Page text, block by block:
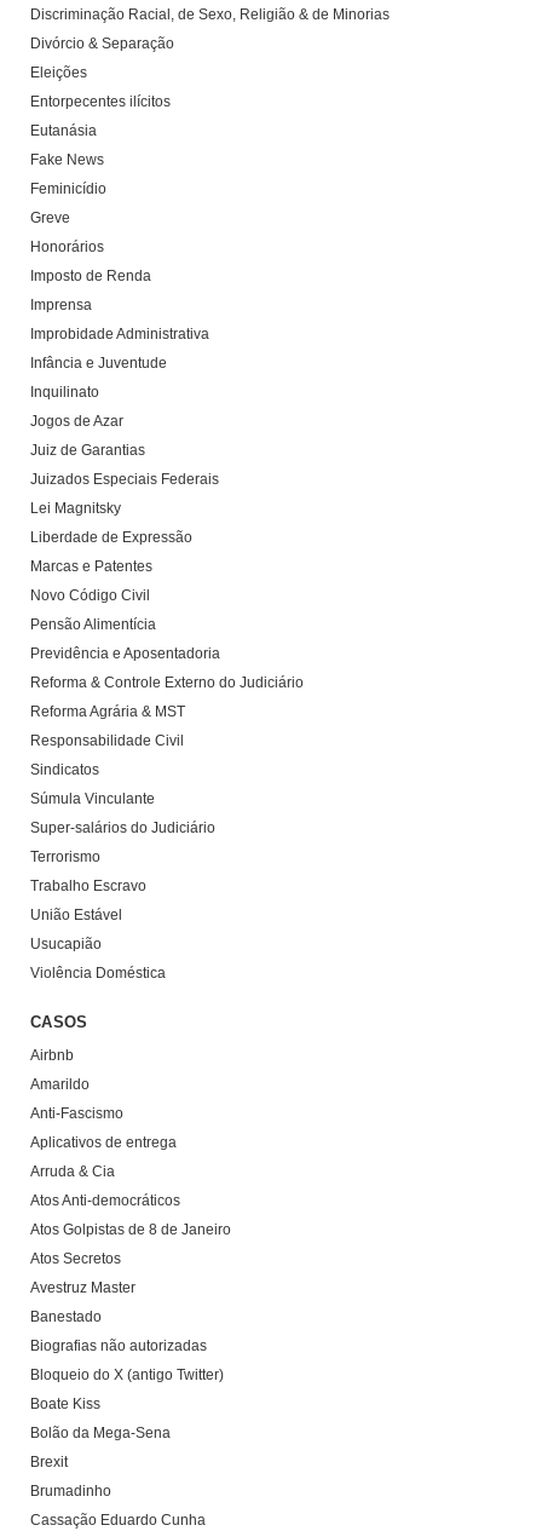
Discriminação Racial, de Sexo, Religião & de Minorias
Divórcio & Separação
Eleições
Entorpecentes ilícitos
Eutanásia
Fake News
Feminicídio
Greve
Honorários
Imposto de Renda
Imprensa
Improbidade Administrativa
Infância e Juventude
Inquilinato
Jogos de Azar
Juiz de Garantias
Juizados Especiais Federais
Lei Magnitsky
Liberdade de Expressão
Marcas e Patentes
Novo Código Civil
Pensão Alimentícia
Previdência e Aposentadoria
Reforma & Controle Externo do Judiciário
Reforma Agrária & MST
Responsabilidade Civil
Sindicatos
Súmula Vinculante
Super-salários do Judiciário
Terrorismo
Trabalho Escravo
União Estável
Usucapião
Violência Doméstica
CASOS
Airbnb
Amarildo
Anti-Fascismo
Aplicativos de entrega
Arruda & Cia
Atos Anti-democráticos
Atos Golpistas de 8 de Janeiro
Atos Secretos
Avestruz Master
Banestado
Biografias não autorizadas
Bloqueio do X (antigo Twitter)
Boate Kiss
Bolão da Mega-Sena
Brexit
Brumadinho
Cassação Eduardo Cunha